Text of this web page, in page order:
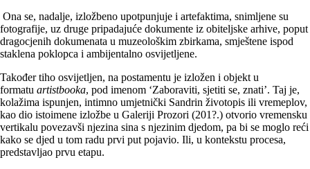
Ona se, nadalje, izložbeno upotpunjuje i artefaktima, snimljene su
fotografije, uz druge pripadajuće dokumente iz obiteljske arhive, poput
dragocjenih dokumenata u muzeološkim zbirkama, smještene ispod
staklena poklopca i ambijentalno osvijetljene.
Također tiho osvijetljen, na postamentu je izložen i objekt u
formatu artistbooka, pod imenom ‘Zaboraviti, sjetiti se, znati’. Taj je,
kolažima ispunjen, intimno umjetnički Sandrin životopis ili vremeplov,
kao dio istoimene izložbe u Galeriji Prozori (201?.) otvorio vremensku
vertikalu povezavši njezina sina s njezinim djedom, pa bi se moglo reći
kako se djed u tom radu prvi put pojavio. Ili, u kontekstu procesa,
predstavljao prvu etapu.